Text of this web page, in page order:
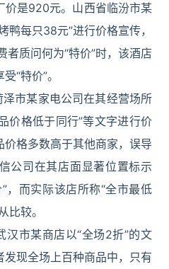
价是920元。山西省临汾市某
鸭每只38元”进行价格宣传，
质问何为“特价”时，该酒店
“特价”。
市某家电公司在其经营场所
价格低于同行”等文字进行价
格多数高于其他商家，误导
公司在其店面显著位置标示
，而实际该店所称“全市最低
比较。
市某商店以“全场2折”的文
现全场上百种商品中，只有